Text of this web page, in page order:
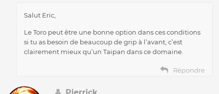
Salut Eric,
Le Toro peut être une bonne option dans ces conditions
si tu as besoin de beaucoup de grip à l’avant, c’est
clairement mieux qu’un Taipan dans ce domaine.
Répondre